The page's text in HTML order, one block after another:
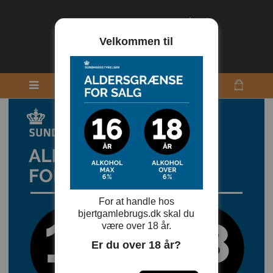
Velkommen til
For at handle hos
bjertgamlebrugs.dk skal du
være over 18 år.
Er du over 18 år?